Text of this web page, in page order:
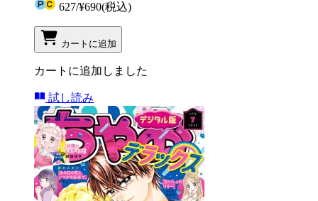
627/¥690(税込)
カートに追加
カートに追加しました
試し読み